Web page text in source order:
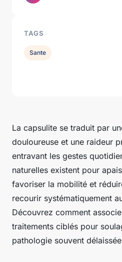
La capsulite se traduit par
douloureuse et une raideur
entravant les gestes
naturelles existent pour
favoriser la mobilité et
recourir systématiquement
Découvrez comment
traitements ciblés pour
pathologie souvent
TAGS
Sante